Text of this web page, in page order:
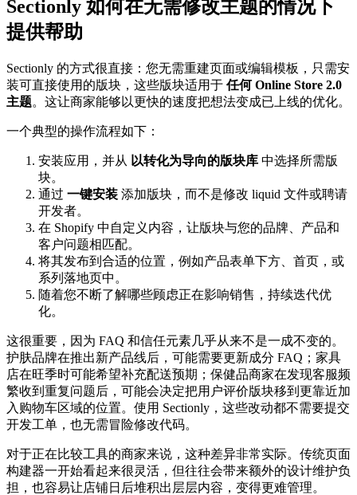
Sectionly 如何在无需修改主题的情况下
提供帮助
Sectionly 的方式很直接：您无需重建页面或编辑模板，只需安
装可直接使用的版块，这些版块适用于 任何 Online Store 2.0
主题。这让商家能够以更快的速度把想法变成已上线的优化。
一个典型的操作流程如下：
安装应用，并从 以转化为导向的版块库 中选择所需版
块。
通过 一键安装 添加版块，而不是修改 liquid 文件或聘请
开发者。
在 Shopify 中自定义内容，让版块与您的品牌、产品和
客户问题相匹配。
将其发布到合适的位置，例如产品表单下方、首页，或
系列落地页中。
随着您不断了解哪些顾虑正在影响销售，持续迭代优
化。
这很重要，因为 FAQ 和信任元素几乎从来不是一成不变的。
护肤品牌在推出新产品线后，可能需要更新成分 FAQ；家具
店在旺季时可能希望补充配送预期；保健品商家在发现客服频
繁收到重复问题后，可能会决定把用户评价版块移到更靠近加
入购物车区域的位置。使用 Sectionly，这些改动都不需要提交
开发工单，也无需冒险修改代码。
对于正在比较工具的商家来说，这种差异非常实际。传统页面
构建器一开始看起来很灵活，但往往会带来额外的设计维护负
担，也容易让店铺日后堆积出层层内容，变得更难管理。